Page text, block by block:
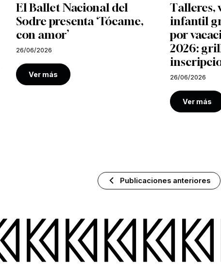
El Ballet Nacional del
Sodre presenta ‘Tócame,
con amor’
26/06/2026
Ver más
Talleres,
infantil
por
2026:
26/06/2026
Ver más
Publicaciones anteriores